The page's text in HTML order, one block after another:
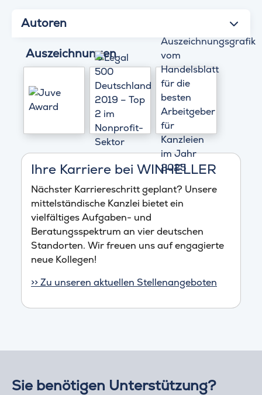
Autoren
Auszeichnungen
Ihre Karriere bei WINHELLER
Nächster Karriereschritt geplant? Unsere
mittelständische Kanzlei bietet ein
vielfältiges Aufgaben- und
Beratungsspektrum an vier deutschen
Standorten. Wir freuen uns auf engagierte
neue Kollegen!
>> Zu unseren aktuellen Stellenangeboten
Sie benötigen Unterstützung?